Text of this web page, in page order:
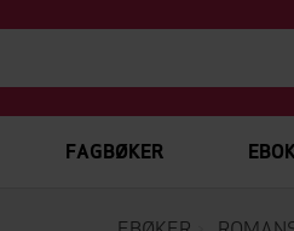
FAGBØKER